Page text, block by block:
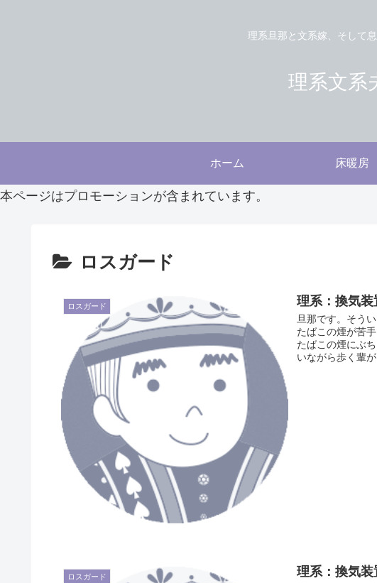
理系旦那と文系嫁、そして
理系文系
ホーム 床暖房
本ページはプロモーションが含まれています。
ロスガード
ロスガード 理系：換気装
旦那です。そう
たばこの煙が苦
たばこの煙にぶ
いながら歩く輩
ロスガード 理系：換気装